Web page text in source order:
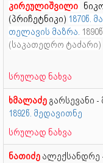
კირეულიშვილი
(პრიჩეტნიკი) 1870წ.
თელავის მაზრა.
(საკათედრო ტაძარი)
სრულად ნახვა
ხმალაძე გარსევანი
1892წ. მედავითნე
სრულად ნახვა
ნათიძე ალექსანდრე